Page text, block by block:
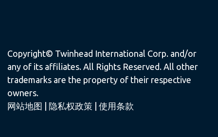
Copyright© Twinhead International Corp. and/or
any of its affiliates. All Rights Reserved. All other
trademarks are the property of their respective
owners.
网站地图
隐私权政策 使用条款